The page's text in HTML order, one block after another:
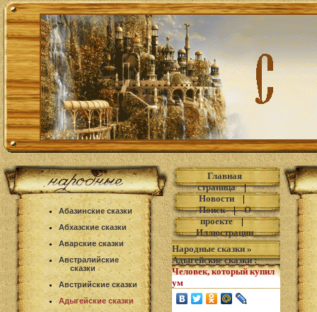
Абазинские сказки
Абхазские сказки
Аварские сказки
Австралийские
сказки
Австрийские сказки
Адыгейские сказки
Главная
страница|
Новости|
Поиск|О
проекте|
Иллюстрации
Народные сказки »
Адыгейские сказки:
Человек, который купил
ум